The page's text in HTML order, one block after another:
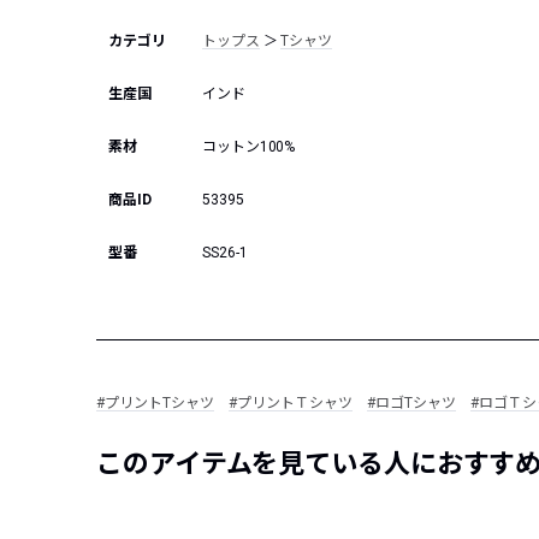
カテゴリ トップス ＞Tシャツ
生産国 インド
素材 コットン100%
商品ID 53395
型番 SS26-1
#プリントTシャツ #プリントＴシャツ #ロゴTシャツ #ロゴＴシ
このアイテムを見ている人におすす